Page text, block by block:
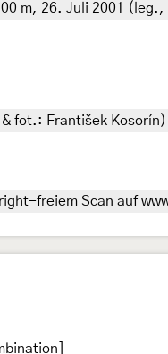
m, 26. Juli 2001
fot.: František Kosorín)
freiem Scan auf